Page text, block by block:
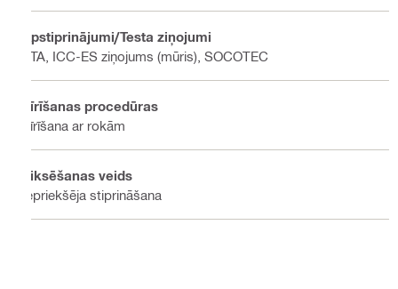
Apstiprinājumi/Testa ziņojumi
ETA, ICC-ES ziņojums (mūris), SOCOTEC
Tīrīšanas procedūras
Tīrīšana ar rokām
Fiksēšanas veids
Iepriekšēja stiprināšana